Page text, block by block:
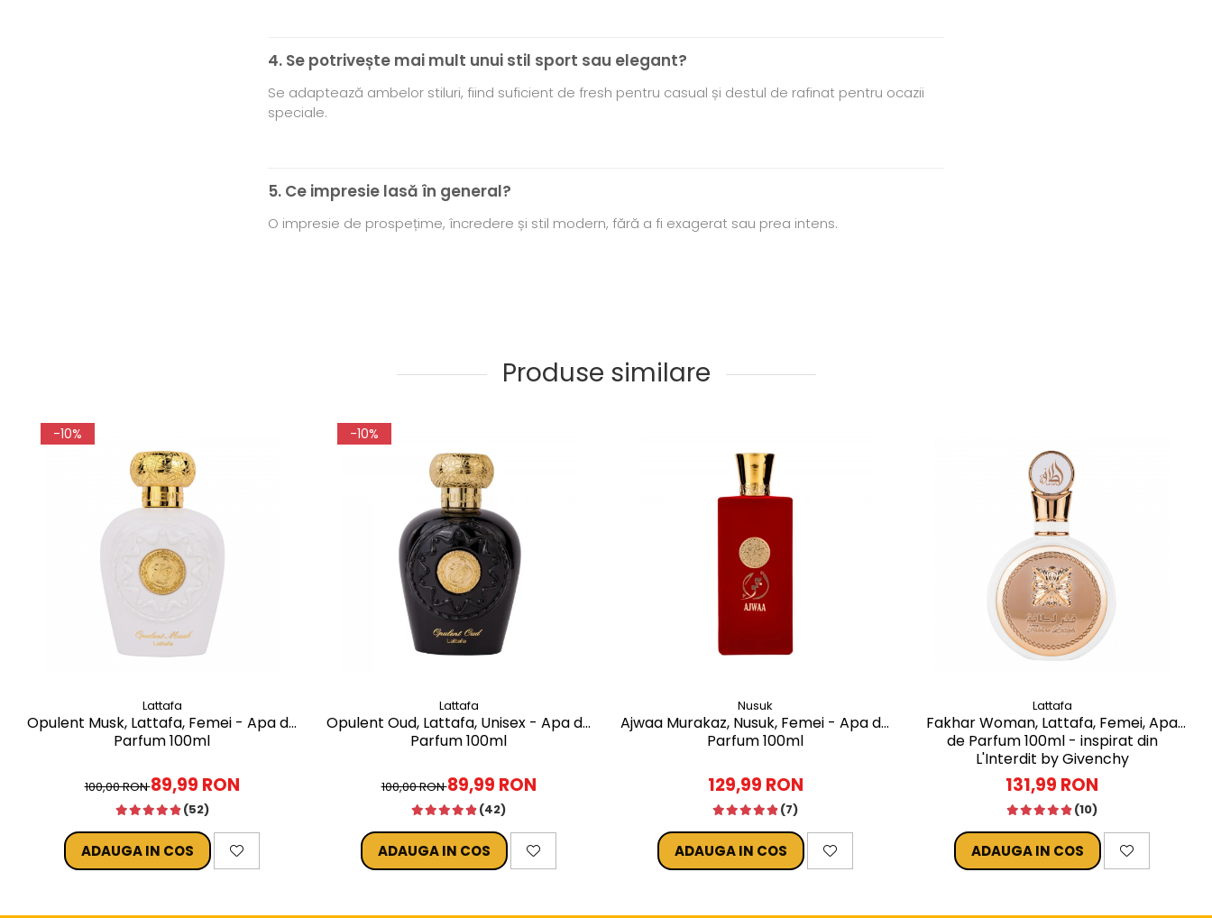
4. Se potrivește mai mult unui stil sport sau elegant?
Se adaptează ambelor stiluri, fiind suficient de fresh pentru casual și destul de rafinat pentru ocazii
speciale.
5. Ce impresie lasă în general?
O impresie de prospețime, încredere și stil modern, fără a fi exagerat sau prea intens.
Produse similare
-10%
Lattafa
Opulent Musk, Lattafa, Femei - Apa de
Parfum 100ml
100,00 RON89,99 RON
(52)
ADAUGA IN COS
-10%
Lattafa
Opulent Oud, Lattafa, Unisex - Apa de
Parfum 100ml
100,00 RON89,99 RON
(42)
ADAUGA IN COS
Nusuk
Ajwaa Murakaz, Nusuk, Femei - Apa de
Parfum 100ml
129,99 RON
(7)
ADAUGA IN COS
Lattafa
Fakhar Woman, Lattafa, Femei, Apa
de Parfum 100ml - inspirat din
L'Interdit by Givenchy
131,99 RON
(10)
ADAUGA IN COS